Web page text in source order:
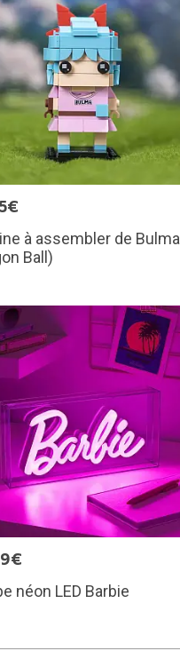
à assembler de Bulma
Ball)
néon LED Barbie